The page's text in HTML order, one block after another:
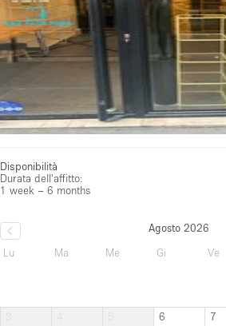
Disponibilità
Durata dell'affitto:
1 week – 6 months
Agosto 2026
Lu
Ma Me Gi Ve
6 7